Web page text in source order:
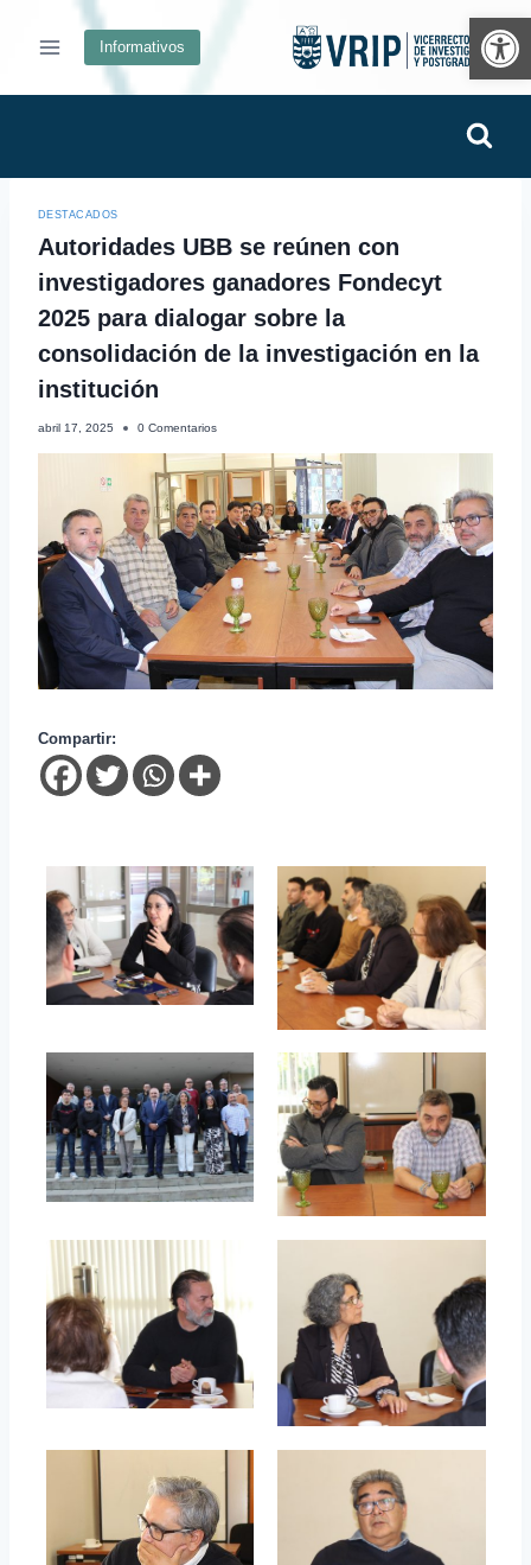
Informativos
DESTACADOS
Autoridades UBB se reúnen con
investigadores ganadores Fondecyt
2025 para dialogar sobre la
consolidación de la investigación en la
institución
abril 17, 2025 0 Comentarios
Compartir: